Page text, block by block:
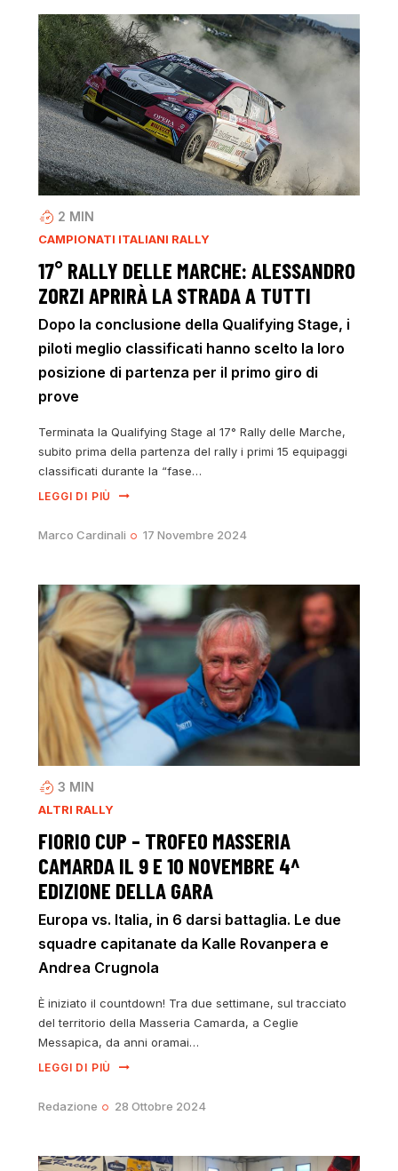
2 MIN
CAMPIONATI ITALIANI RALLY
17° RALLY DELLE MARCHE: ALESSANDRO
ZORZI APRIRÀ LA STRADA A TUTTI
Dopo la conclusione della Qualifying Stage, i
piloti meglio classificati hanno scelto la loro
posizione di partenza per il primo giro di
prove
Terminata la Qualifying Stage al 17° Rally delle Marche,
subito prima della partenza del rally i primi 15 equipaggi
classificati durante la “fase…
LEGGI DI PIÙ
Marco Cardinali 17 Novembre 2024
3 MIN
ALTRI RALLY
FIORIO CUP – TROFEO MASSERIA
CAMARDA IL 9 E 10 NOVEMBRE 4^
EDIZIONE DELLA GARA
Europa vs. Italia, in 6 darsi battaglia. Le due
squadre capitanate da Kalle Rovanpera e
Andrea Crugnola
È iniziato il countdown! Tra due settimane, sul tracciato
del territorio della Masseria Camarda, a Ceglie
Messapica, da anni oramai…
LEGGI DI PIÙ
Redazione 28 Ottobre 2024